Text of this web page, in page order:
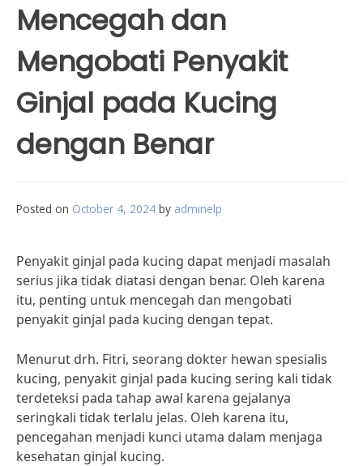
Mencegah dan
Mengobati Penyakit
Ginjal pada Kucing
dengan Benar
Posted on October 4, 2024 by adminelp
Penyakit ginjal pada kucing dapat menjadi masalah
serius jika tidak diatasi dengan benar. Oleh karena
itu, penting untuk mencegah dan mengobati
penyakit ginjal pada kucing dengan tepat.
Menurut drh. Fitri, seorang dokter hewan spesialis
kucing, penyakit ginjal pada kucing sering kali tidak
terdeteksi pada tahap awal karena gejalanya
seringkali tidak terlalu jelas. Oleh karena itu,
pencegahan menjadi kunci utama dalam menjaga
kesehatan ginjal kucing.